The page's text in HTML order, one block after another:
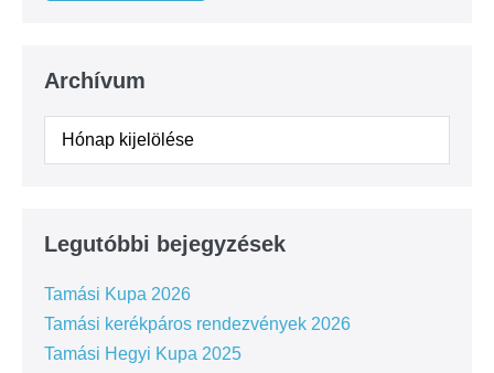
Archívum
Legutóbbi bejegyzések
Tamási Kupa 2026
Tamási kerékpáros rendezvények 2026
Tamási Hegyi Kupa 2025